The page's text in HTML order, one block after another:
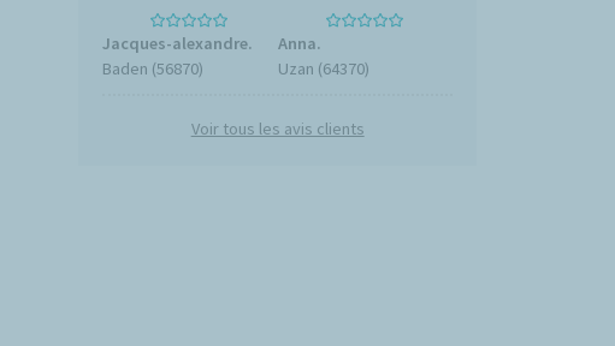
Jacques-alexandre.
Baden (56870)
Anna.
Uzan (64370)
Voir tous les avis clients